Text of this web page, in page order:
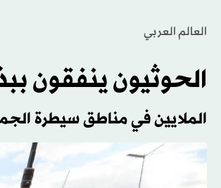
العالم العربي
الحوثيون ينفقون
الملايين في مناطق سيطرة